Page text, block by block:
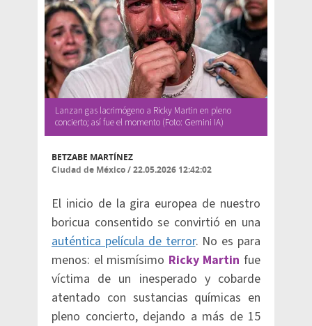
Lanzan gas lacrimógeno a Ricky Martin en pleno
concierto; así fue el momento (Foto: Gemini IA)
BETZABE MARTÍNEZ
Ciudad de México/22.05.2026 12:42:02
El inicio de la gira europea de nuestro
boricua consentido se convirtió en una
auténtica película de terror. No es para
menos: el mismísimo Ricky Martin fue
víctima de un inesperado y cobarde
atentado con sustancias químicas en
pleno concierto, dejando a más de 15